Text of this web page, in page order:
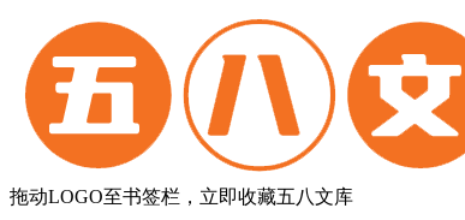
拖动LOGO至书签栏，立即收藏五八文库